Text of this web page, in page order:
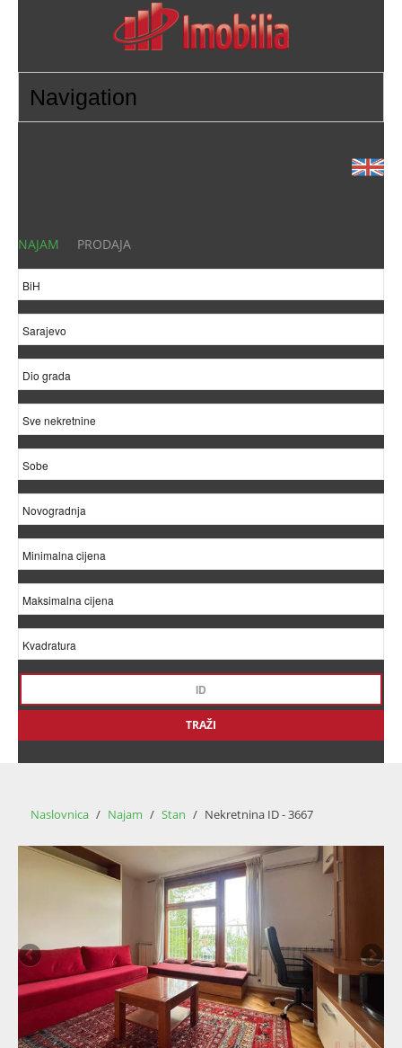
NAJAM PRODAJA
TRAŽI
Naslovnica / Najam / Stan / Nekretnina ID - 3667